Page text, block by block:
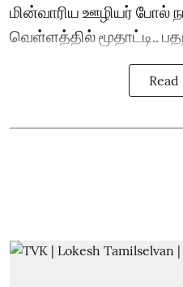
மின்வாரிய ஊழியர் போல்
வெள்ளத்தில் மூதாட்டி..